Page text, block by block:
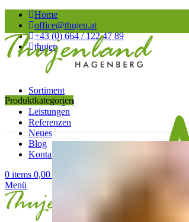
Home
office@thujen.at
+43 (0) 664 / 122 47 89
thujen
Sortiment
Anleitungen
Leistungen
Referenzen
Neues
Blog
Kontakt
0 items 0,00
Menü
Produktkategorien